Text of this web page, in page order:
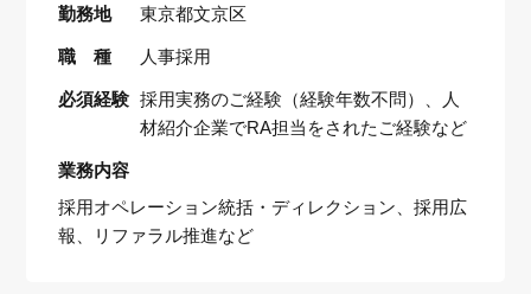
勤務地 東京都文京区
職 種 人事採用
必須経験 採用実務のご経験（経験年数不問）、人
材紹介企業でRA担当をされたご経験など
業務内容
採用オペレーション統括・ディレクション、採用広
報、リファラル推進など